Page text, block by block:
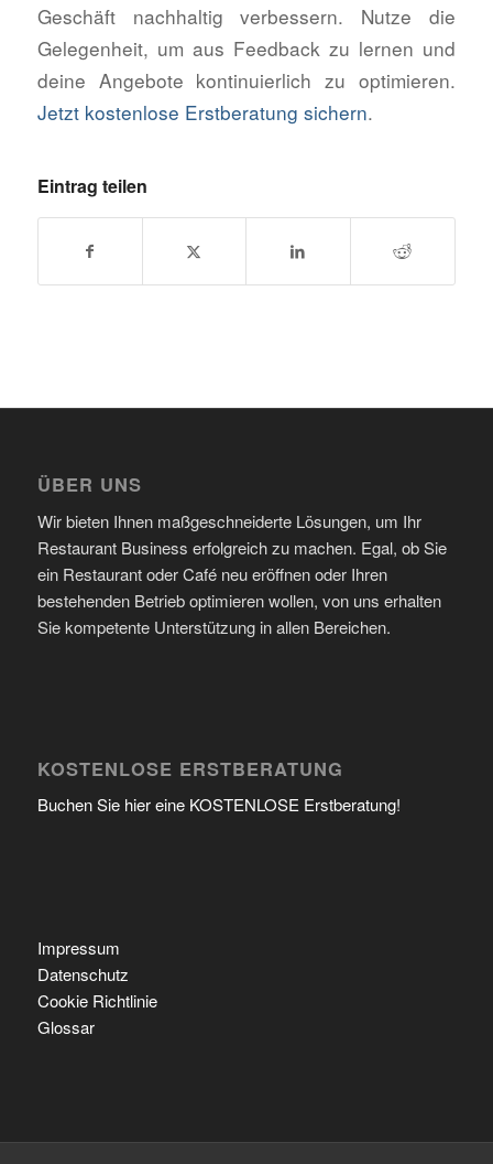
Geschäft nachhaltig verbessern. Nutze die
Gelegenheit, um aus Feedback zu lernen und
deine Angebote kontinuierlich zu optimieren.
Jetzt kostenlose Erstberatung sichern.
Eintrag teilen
ÜBER UNS
Wir bieten Ihnen maßgeschneiderte Lösungen, um Ihr
Restaurant Business erfolgreich zu machen. Egal, ob Sie
ein Restaurant oder Café neu eröffnen oder Ihren
bestehenden Betrieb optimieren wollen, von uns erhalten
Sie kompetente Unterstützung in allen Bereichen.
KOSTENLOSE ERSTBERATUNG
Buchen Sie hier eine KOSTENLOSE Erstberatung!
Impressum
Datenschutz
Cookie Richtlinie
Glossar